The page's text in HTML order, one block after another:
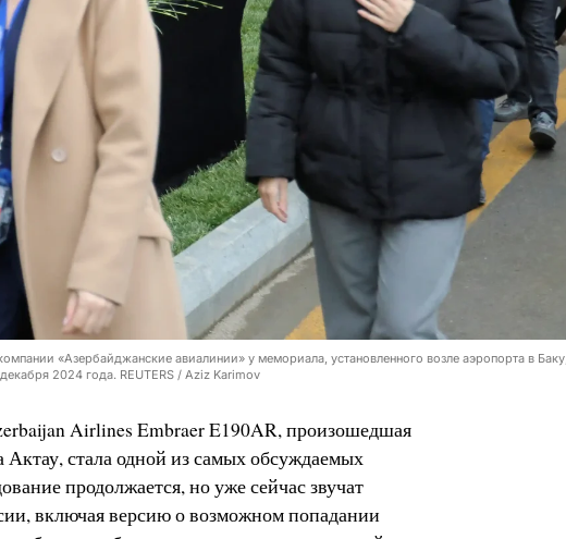
«Азербайджанские авиалинии» у мемориала, установленного возле аэропорта в Баку,
2024 года. REUTERS / Aziz Karimov
Airlines Embraer E190AR, произошедшая
Актау, стала одной из самых обсуждаемых
продолжается, но уже сейчас звучат
включая версию о возможном попадании